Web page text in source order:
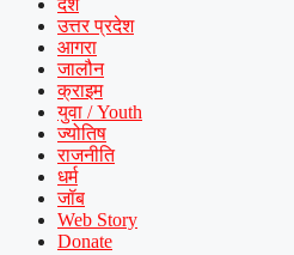
देश
उत्तर प्रदेश
आगरा
जालौन
क्राइम
युवा / Youth
ज्योतिष
राजनीति
धर्म
जॉब
Web Story
Donate